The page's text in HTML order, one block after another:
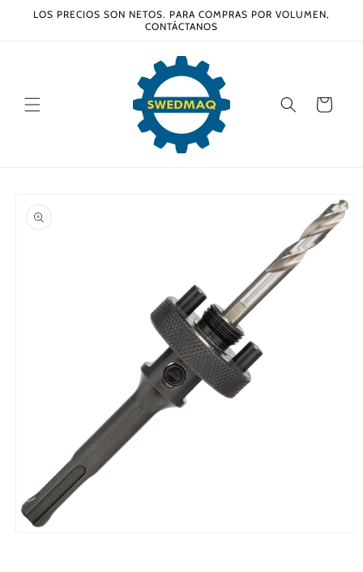
directamente
LOS PRECIOS SON NETOS. PARA COMPRAS POR VOLUMEN,
CONTÁCTANOS
Carrito
a la
información